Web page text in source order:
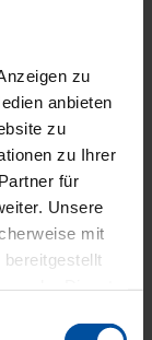
zu
anbieten
zu
zu Ihrer
für
Unsere
mit